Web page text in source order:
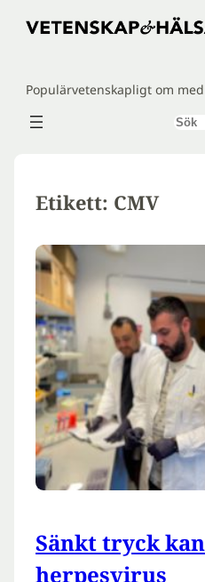
Hoppa
Populärvetenskapligt om
Sök
Etikett: CMV
Sänkt tryck
herpesvirus